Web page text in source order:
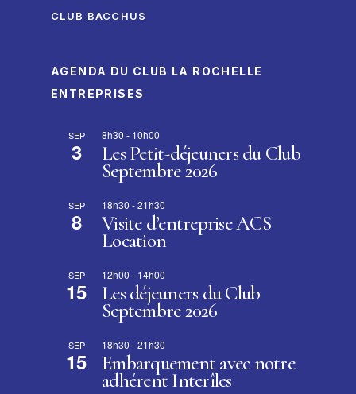
CLUB BACCHUS
AGENDA DU CLUB LA ROCHELLE
ENTREPRISES
SEP
3
8h30 - 10h00
Les Petit-déjeuners du Club
Septembre 2026
SEP
8
18h30 -21h30
Visite d’entreprise ACS
Location
SEP
15
12h00 - 14h00
Les déjeuners du Club
Septembre 2026
SEP
15
18h30 -21h30
Embarquement avec notre
adhérent Interîles